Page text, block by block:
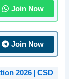
Join Now
Join Now
2026 | CSD